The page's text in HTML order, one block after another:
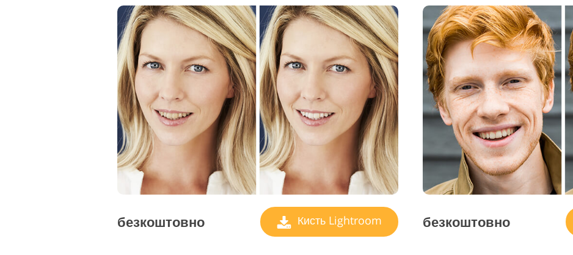
Сервіс ретуші товарів
Редагування фото
ювелірних виробів
Дані для навчання ШІ
Послуги з Редагування
Відео
безкоштовно Кисть Lightroom безкоштовно